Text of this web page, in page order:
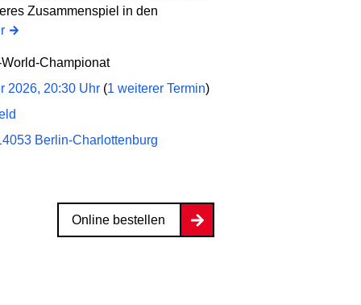
Zusammenspiel in den
Championat
2026, 20:30 Uhr (1 weiterer Termin)
Berlin-Charlottenburg
Online bestellen